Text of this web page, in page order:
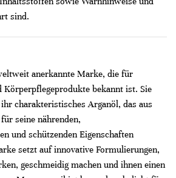
sind.
anerkannte Marke, die für
Körperpflegeprodukte bekannt ist. Sie
charakteristisches Arganöl, das aus
seine nährenden,
und schützenden Eigenschaften
setzt auf innovative Formulierungen,
geschmeidig machen und ihnen einen